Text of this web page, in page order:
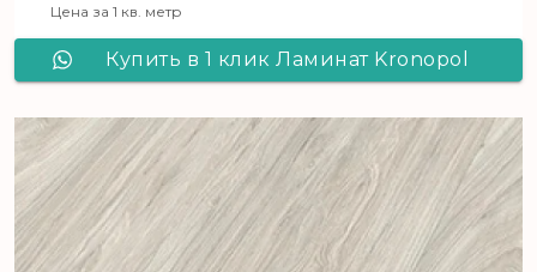
Цена за 1 кв. метр
Купить в 1 клик Ламинат Kronopol
Ариэль